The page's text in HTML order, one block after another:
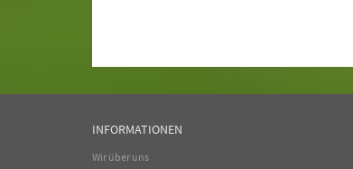
INFORMATIONEN
Wir über uns